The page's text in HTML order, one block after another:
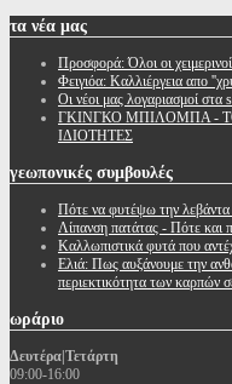
τα νέα μας
Προσφορά: Όλοι οι
Φειγιόα: Καλλιέργεια απο
Oι νέοι μας λογαριασμοί στα
ΓΚΙΝΓΚΟ ΜΠΙΛΟΜΠΑ -
ΙΔΙΟΤΗΤΕΣ
γεωπονικές συμβουλές
Πότε να φυτέψω την
Λίπανση πατάτας - Πότε και
Καλλωπιστικά φυτά που
Ελιά: Πως αυξάνουμε την
περιεκτικότητα των καρπών
ωράριο
Δευτέρα|Τετάρτη
09:00-16:00